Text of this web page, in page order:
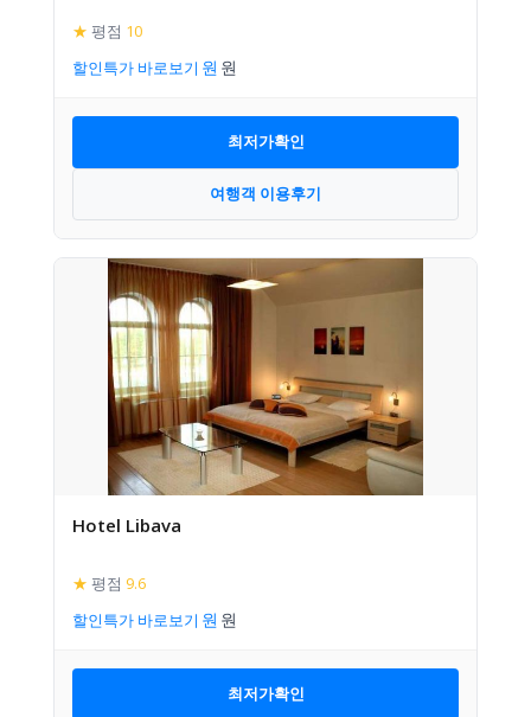
★ 평점 10
할인특가 바로보기
최저가확인
여행객 이용후기
Hotel Libava
★ 평점 9.6
할인특가 바로보기
최저가확인